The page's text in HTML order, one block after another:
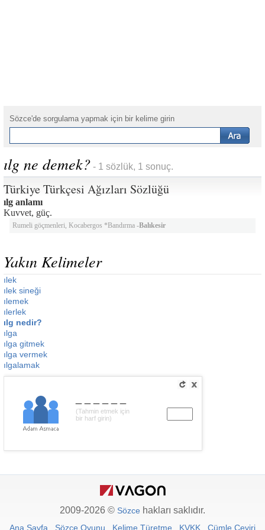
Sözce'de sorgulama yapmak için bir kelime girin
ılg ne demek? - 1 sözlük, 1 sonuç.
Türkiye Türkçesi Ağızları Sözlüğü
ılg anlamı
Kuvvet, güç.
Rumeli göçmenleri, Kocabergos *Bandırma -Balıkesir
Yakın Kelimeler
ılek
ılek sineği
ılemek
ılerlek
ılg nedir?
ılga
ılga gitmek
ılga vermek
ılgalamak
(Tahmin etmek için
bir harf girin)
2009-2026 © Sözce hakları saklıdır.
Ana Sayfa Sözce Oyunu Kelime Türetme KVKK Cümle Çeviri